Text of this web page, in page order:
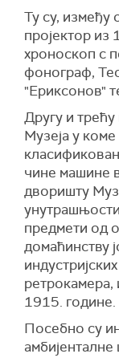
Ту су, између
пројектор из
хроноскоп с
фонограф,
"Ериксонов"
Другу и
Музеја у
чине машине
дворишту
унутрашњости
предмети од
домаћинству
ретрокамера,
1915. године.
Посебно су